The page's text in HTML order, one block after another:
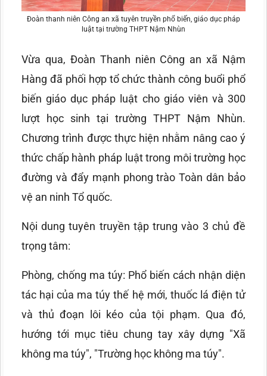
Đoàn thanh niên Công an xã tuyên truyền phổ biến, giáo dục pháp
luật tại trường THPT Nậm Nhùn
Vừa qua, Đoàn Thanh niên Công an xã Nậm
Hàng đã phối hợp tổ chức thành công buổi phổ
biến giáo dục pháp luật cho giáo viên và 300
lượt học sinh tại trường THPT Nậm Nhùn.
Chương trình được thực hiện nhằm nâng cao ý
thức chấp hành pháp luật trong môi trường học
đường và đẩy mạnh phong trào Toàn dân bảo
vệ an ninh Tổ quốc.
Nội dung tuyên truyền tập trung vào 3 chủ đề
trọng tâm:
Phòng, chống ma túy: Phổ biến cách nhận diện
tác hại của ma túy thế hệ mới, thuốc lá điện tử
và thủ đoạn lôi kéo của tội phạm. Qua đó,
hướng tới mục tiêu chung tay xây dựng "Xã
không ma túy", "Trường học không ma túy".